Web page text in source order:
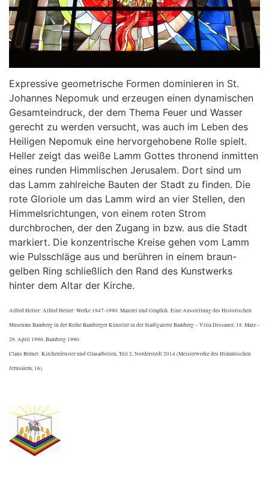
Expressive geometrische Formen dominieren in St.
Johannes Nepomuk und erzeugen einen dynamischen
Gesamteindruck, der dem Thema Feuer und Wasser
gerecht zu werden versucht, was auch im Leben des
Heiligen Nepomuk eine hervorgehobene Rolle spielt.
Heller zeigt das weiße Lamm Gottes thronend inmitten
eines runden Himmlischen Jerusalem. Dort sind um
das Lamm zahlreiche Bauten der Stadt zu finden. Die
rote Gloriole um das Lamm wird an vier Stellen, den
Himmelsrichtungen, von einem roten Strom
durchbrochen, der den Zugang in bzw. aus die Stadt
markiert. Die konzentrische Kreise gehen vom Lamm
wie Pulsschläge aus und berühren in einem braun-
gelben Ring schließlich den Rand des Kunstwerks
hinter dem Altar der Kirche.
Alfred Heller: Alfred Heller: Werke 1947-1990. Malerei und Graphik. Eine Ausstellung des Historischen
Museums Bamberg in der Reihe Bamberger Künstler in der Stadtgalerie Bamberg – Villa Dessauer, 18. März –
29. April 1990, Bamberg 1990.
Claus Bernet: Kirchenfenster und Glasarbeiten, Teil 2, Norderstedt 2014 (Meisterwerke des Himmlischen
Jerusalem, 16).